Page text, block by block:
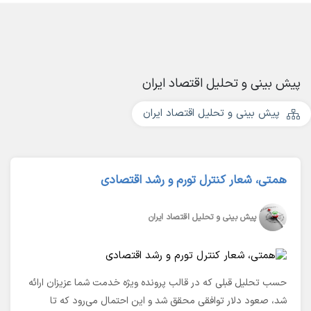
پیش بینی و تحلیل اقتصاد ایران
پیش بینی و تحلیل اقتصاد ایران
همتی، شعار کنترل تورم و رشد اقتصادی
پیش بینی و تحلیل اقتصاد ایران
حسب تحلیل قبلی که در قالب پرونده ویژه خدمت شما عزیزان ارائه
شد، صعود دلار توافقی محقق شد و این احتمال می‌رود که تا